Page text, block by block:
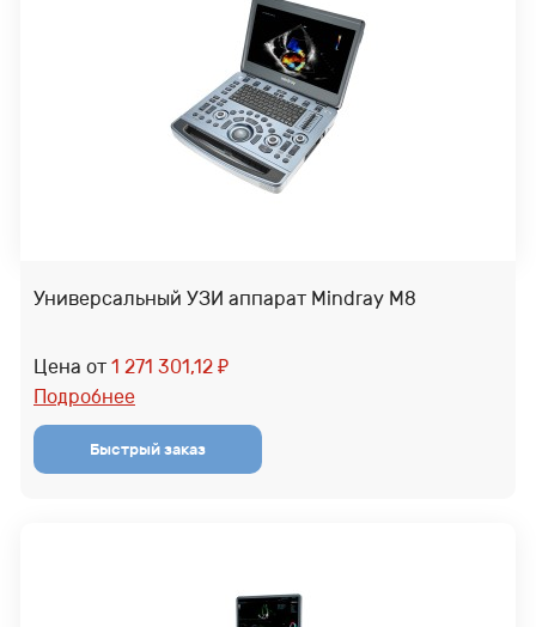
Универсальный УЗИ аппарат Mindray M8
Цена от 1 271 301,12 ₽
Подробнее